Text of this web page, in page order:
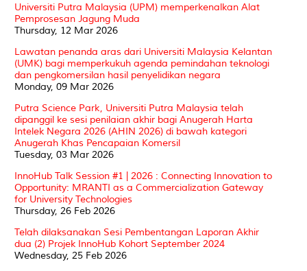
Universiti Putra Malaysia (UPM) memperkenalkan Alat
Pemprosesan Jagung Muda
Thursday, 12 Mar 2026
Lawatan penanda aras dari Universiti Malaysia Kelantan
(UMK) bagi memperkukuh agenda pemindahan teknologi
dan pengkomersilan hasil penyelidikan negara
Monday, 09 Mar 2026
Putra Science Park, Universiti Putra Malaysia telah
dipanggil ke sesi penilaian akhir bagi Anugerah Harta
Intelek Negara 2026 (AHIN 2026) di bawah kategori
Anugerah Khas Pencapaian Komersil
Tuesday, 03 Mar 2026
InnoHub Talk Session #1 | 2026 : Connecting Innovation to
Opportunity: MRANTI as a Commercialization Gateway
for University Technologies
Thursday, 26 Feb 2026
Telah dilaksanakan Sesi Pembentangan Laporan Akhir
dua (2) Projek InnoHub Kohort September 2024
Wednesday, 25 Feb 2026